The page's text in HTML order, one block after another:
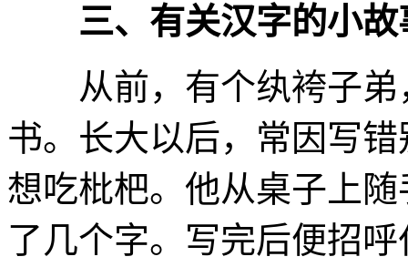
三、有关汉字的小故
从前，有个纨袴子弟
书。长大以后，常因写
想吃枇杷。他从桌子上
了几个字。写完后便招